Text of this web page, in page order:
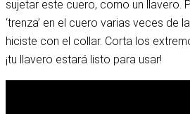
sujetar este cuero, como un llavero.
‘trenza’ en el cuero varias veces de
hiciste con el collar. Corta los
¡tu llavero estará listo para usar!